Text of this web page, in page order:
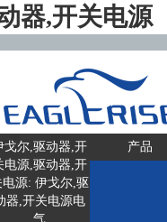
器,开关电源
戈尔,驱动器,开
电源,驱动器,开
电源: 伊戈尔,驱
器,开关电源电
气
产品